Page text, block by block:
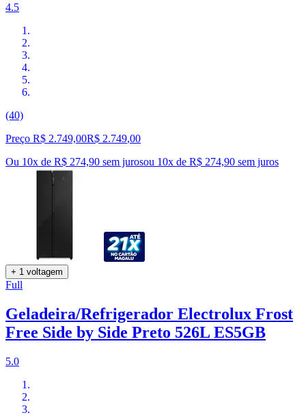
4.5
(40)
Preço R$ 2.749,00R$ 2.749,00
Ou 10x de R$ 274,90 sem jurosou 10x de R$ 274,90 sem juros
+ 1 voltagem
Full
Geladeira/Refrigerador Electrolux Frost
Free Side by Side Preto 526L ES5GB
5.0